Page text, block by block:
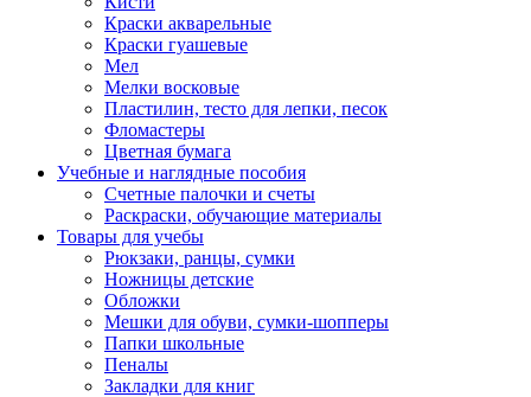
Краски акварельные
Краски гуашевые
Мел
Мелки восковые
Пластилин, тесто для лепки, песок
Фломастеры
Цветная бумага
Учебные и наглядные пособия
Счетные палочки и счеты
Раскраски, обучающие материалы
Товары для учебы
Рюкзаки, ранцы, сумки
Ножницы детские
Обложки
Мешки для обуви, сумки-шопперы
Папки школьные
Пеналы
Закладки для книг